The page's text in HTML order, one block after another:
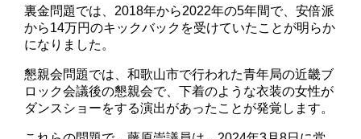
裏金問題では、2018年から2022年の5年間で、安倍派
から14万円のキックバックを受けていたことが明らか
になりました。
懇親会問題では、和歌山市で行われた青年局の近畿ブ
ロック会議後の懇親会で、下着のような衣装の女性が
ダンスショーをする演出があったことが発覚します。